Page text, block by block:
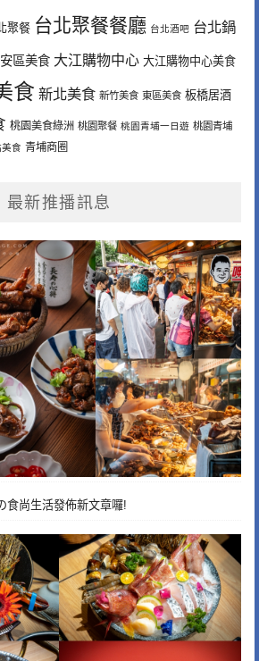
聚餐 台北聚餐餐廳 台北酒吧 台北鍋
區美食 大江購物中心 大江購物中心美食
食 新北美食 新竹美食 東區美食 板橋居酒
桃園美食綠洲 桃園聚餐 桃園青埔一日遊 桃園青埔
食 青埔商圈
最新推播訊息